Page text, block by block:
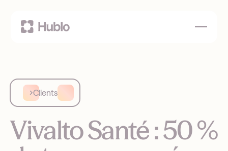
Clients
Vivalto Santé : 50 %